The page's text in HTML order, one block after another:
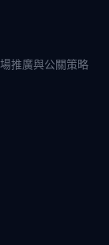
推廣與公關策略